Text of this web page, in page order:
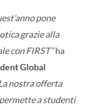
pone
grazie alla
con FIRST”ha
Global
nostra offerta
a studenti